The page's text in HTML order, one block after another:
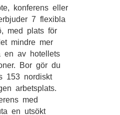
konferens eller
7 flexibla
med plats för
mindre mer
en av hotellets
Bor gör du
153 nordiskt
arbetsplats.
med
en utsökt